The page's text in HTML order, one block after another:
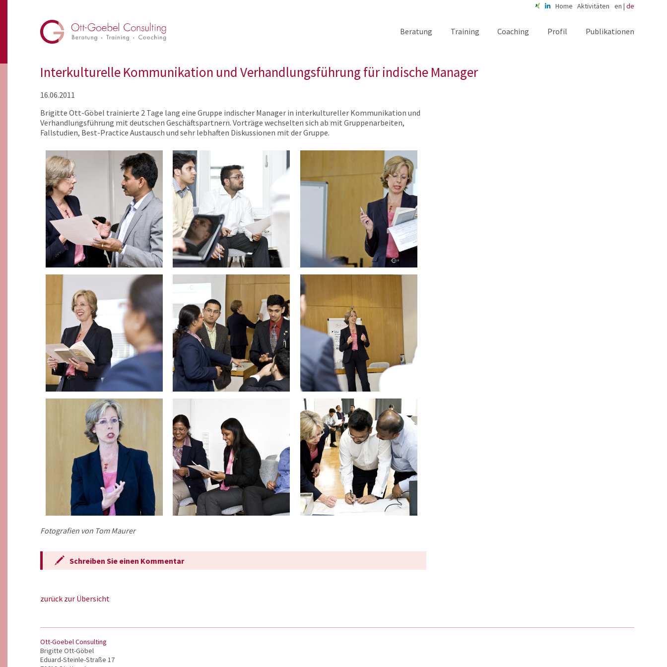
Home Aktivitäten en | de
Beratung Training Coaching Profil Publikationen
Interkulturelle Kommunikation und Verhandlungsführung für indische Manager
16.06.2011
Brigitte Ott-Göbel trainierte 2 Tage lang eine Gruppe indischer Manager in interkultureller Kommunikation und
Verhandlungsführung mit deutschen Geschäftspartnern. Vorträge wechselten sich ab mit Gruppenarbeiten,
Fallstudien, Best-Practice Austausch und sehr lebhaften Diskussionen mit der Gruppe.
Fotografien von Tom Maurer
Schreiben Sie einen Kommentar
zurück zur Übersicht
Ott-Goebel Consulting
Brigitte Ott-Göbel
Eduard-Steinle-Straße 17